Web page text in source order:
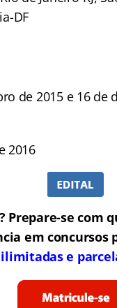
DF
de 2015 e 16 de
2016
Prepare-se com
em concursos
e